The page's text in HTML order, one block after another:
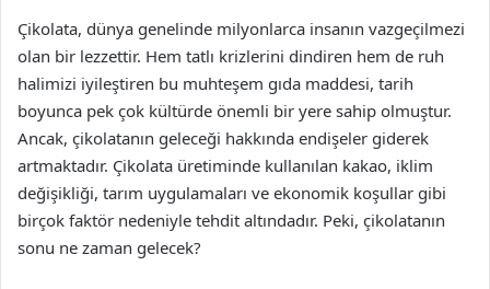
Çikolata, dünya genelinde milyonlarca insanın vazgeçilmezi
olan bir lezzettir. Hem tatlı krizlerini dindiren hem de ruh
halimizi iyileştiren bu muhteşem gıda maddesi, tarih
boyunca pek çok kültürde önemli bir yere sahip olmuştur.
Ancak, çikolatanın geleceği hakkında endişeler giderek
artmaktadır. Çikolata üretiminde kullanılan kakao, iklim
değişikliği, tarım uygulamaları ve ekonomik koşullar gibi
birçok faktör nedeniyle tehdit altındadır. Peki, çikolatanın
sonu ne zaman gelecek?